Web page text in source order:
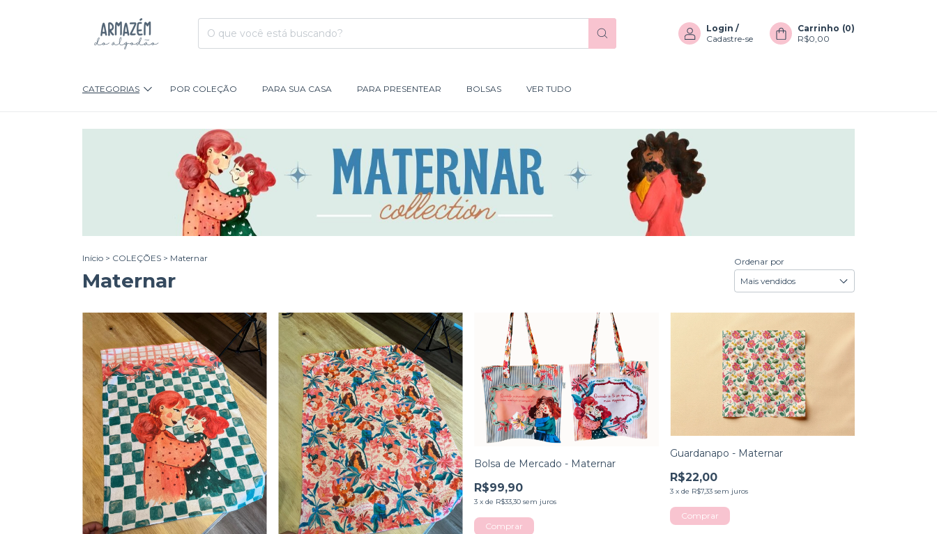
Login /
Cadastre-se
Carrinho (0)
R$0,00
CATEGORIAS POR COLEÇÃO PARA SUA CASA PARA PRESENTEAR BOLSAS VER TUDO
Início > COLEÇÕES > Maternar
Maternar
Ordenar por
Bolsa de Mercado - Maternar
R$99,90
3 x de R$33,30 sem juros
Guardanapo - Maternar
R$22,00
3 x de R$7,33 sem juros